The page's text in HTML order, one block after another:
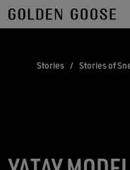
Skip
to
Stories / Stories of